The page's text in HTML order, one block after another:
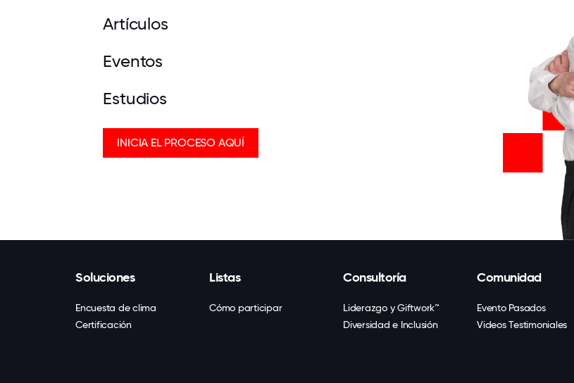
Artículos
Eventos
Estudios
INICIA EL PROCESO AQUÍ
Soluciones
Encuesta de clima
Certificación
Listas
Cómo participar
Consultoría
Liderazgo y Giftwork™
Diversidad e Inclusión
Comunidad
Evento Pasados
Videos Testimoniales